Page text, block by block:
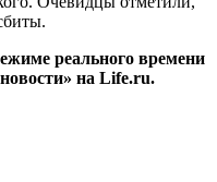
реального времени
на Life.ru.